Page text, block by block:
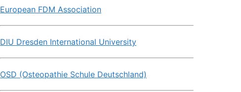
European FDM Association
DIU Dresden International University
OSD (Osteopathie Schule Deutschland)